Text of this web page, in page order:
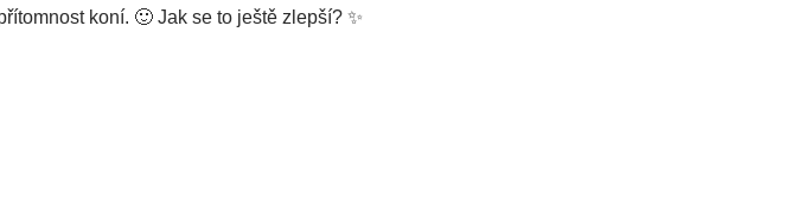
koní. 🙂 Jak se to ještě zlepší? ✨